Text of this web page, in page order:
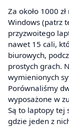
Za około 1000
Windows (patrz
przyzwoitego
nawet 15 cali,
biurowych,
prostych grach.
wymienionych
Porównaliśmy
wyposażone w
Są to laptopy tej
gdzie jeden z